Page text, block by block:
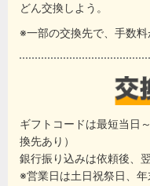
どん交換しよう。
※一部の交換先で、手数料
ギフトコードは最短当日
換先あり）
銀行振り込みは依頼後、
※営業日は土日祝祭日、